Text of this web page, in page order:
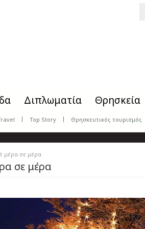
Διπλωματία Θρησκεία
Top Story Θρησκευτικός τουρισμός
μέρα σε μέρα
σε μέρα